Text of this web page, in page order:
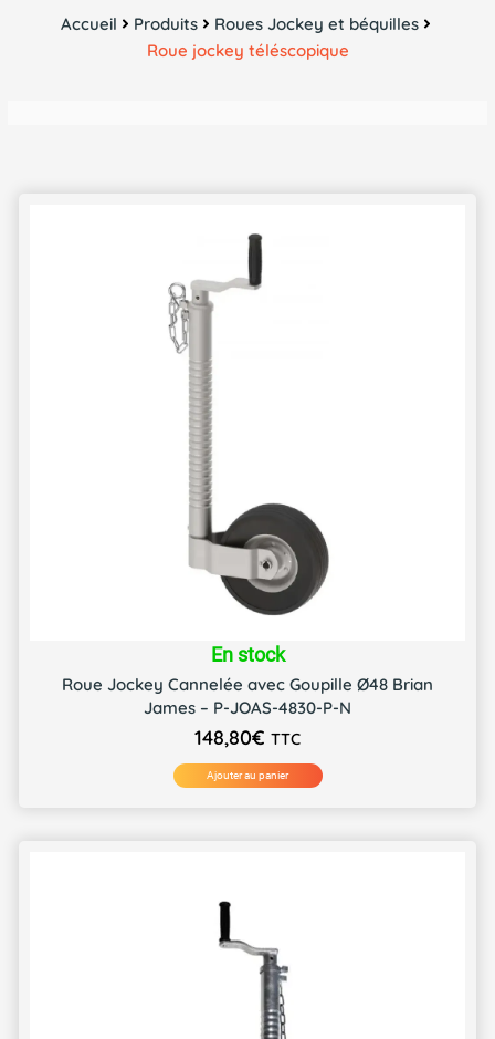
Accueil Produits
Roues Jockey et béquilles
Roue jockey téléscopique
En stock
Roue Jockey Cannelée avec Goupille Ø48 Brian
James – P-JOAS-4830-P-N
148,80€ TTC
Ajouter au panier